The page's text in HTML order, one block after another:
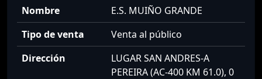
Nombre
E.S. MUIÑO GRANDE
Tipo de venta
Venta al público
Dirección
LUGAR SAN ANDRES-A
PEREIRA (AC-400 KM 61.0), 0